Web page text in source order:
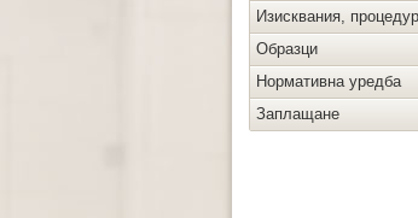
Изисквания,
Образци
Нормативна уредба
Заплащане